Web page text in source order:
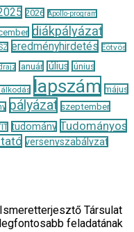
2026 Apollo-program
diákpályázat
eredményhirdetés Eötvös
január július június
lapszám május
pályázat szeptember
tudomány Tudományos
versenyszabályzat
Társulat
feladatának